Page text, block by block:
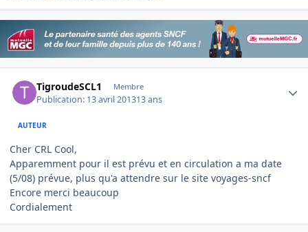
TigroudeSCL1 Membre
Publication: 13 avril 201313 ans
AUTEUR
Cher CRL Cool,
Apparemment pour il est prévu et en circulation a ma date
(5/08) prévue, plus qu'a attendre sur le site voyages-sncf
Encore merci beaucoup
Cordialement